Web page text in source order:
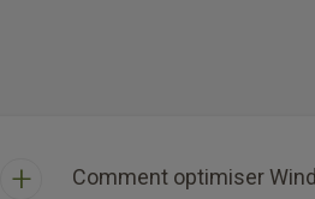
Comment optimiser